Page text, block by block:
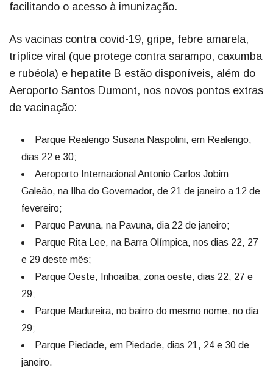
facilitando o acesso à imunização.
As vacinas contra covid-19, gripe, febre amarela,
tríplice viral (que protege contra sarampo, caxumba
e rubéola) e hepatite B estão disponíveis, além do
Aeroporto Santos Dumont, nos novos pontos extras
de vacinação:
Parque Realengo Susana Naspolini, em Realengo,
dias 22 e 30;
Aeroporto Internacional Antonio Carlos Jobim
Galeão, na Ilha do Governador, de 21 de janeiro a 12 de
fevereiro;
Parque Pavuna, na Pavuna, dia 22 de janeiro;
Parque Rita Lee, na Barra Olímpica, nos dias 22, 27
e 29 deste mês;
Parque Oeste, Inhoaíba, zona oeste, dias 22, 27 e
29;
Parque Madureira, no bairro do mesmo nome, no dia
29;
Parque Piedade, em Piedade, dias 21, 24 e 30 de
janeiro.